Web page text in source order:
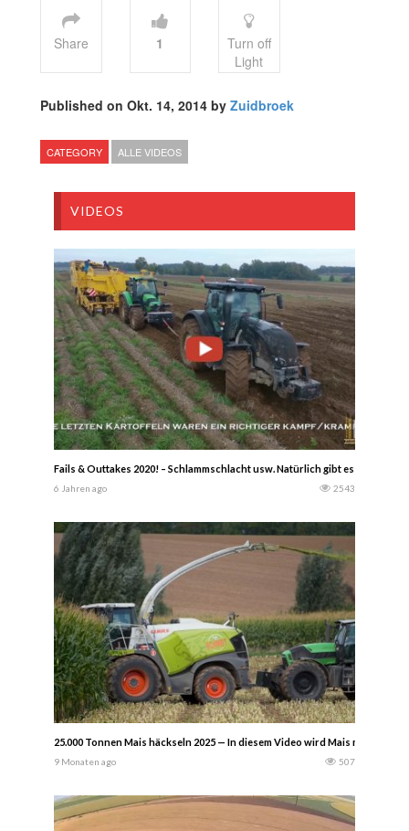
Share 1
Turn off
Light
Published on Okt. 14, 2014 by Zuidbroek
CATEGORY ALLE VIDEOS
VIDEOS
Fails & Outtakes 2020! – Schlammschlacht usw. Natürlich gibt es noch ein
6 Jahren ago 2543
25.000 Tonnen Mais häckseln 2025 — In diesem Video wird Mais mit
9 Monaten ago 507